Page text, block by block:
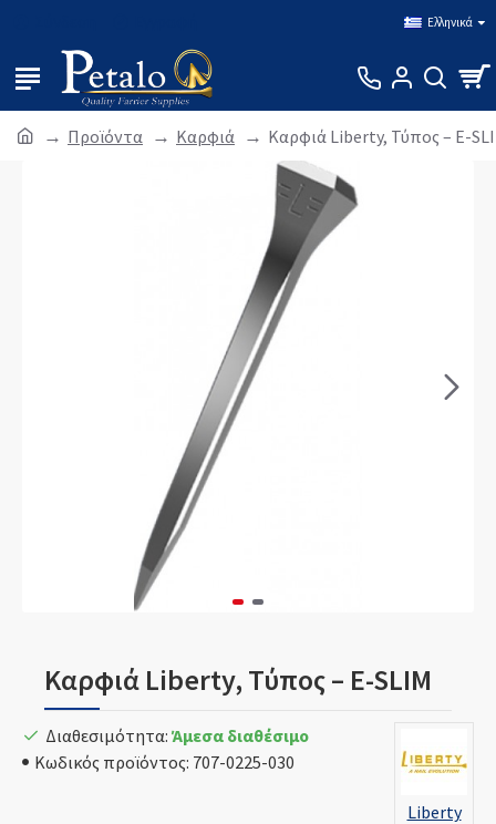
Ελληνικά
Προϊόντα Καρφιά Καρφιά Liberty, Τύπος – E-
Καρφιά Liberty, Τύπος – E-SLIM
Διαθεσιμότητα: Άμεσα διαθέσιμο
Κωδικός προϊόντος: 707-0225-030
Liberty